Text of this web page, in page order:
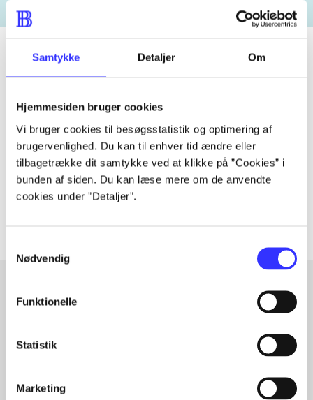
Samtykke Detaljer Om
Hjemmesiden bruger cookies
Vi bruger cookies til besøgsstatistik og optimering af
brugervenlighed. Du kan til enhver tid ændre eller
tilbagetrække dit samtykke ved at klikke på ”Cookies” i
bunden af siden. Du kan læse mere om de anvendte
cookies under ”Detaljer”.
Nødvendig
Funktionelle
Statistik
Marketing
Artiklen er en del af
lorem ipsum dolor sit amet ...
Artiklerne ihandler ofte om